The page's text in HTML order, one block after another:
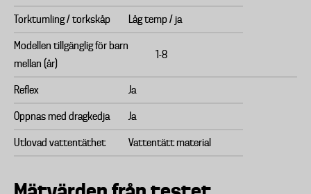
Torktumling / torkskåp Låg temp / ja
Modellen tillgänglig för barn
mellan (år)
1-8
Reflex Ja
Öppnas med dragkedja Ja
Utlovad vattentäthet Vattentätt material